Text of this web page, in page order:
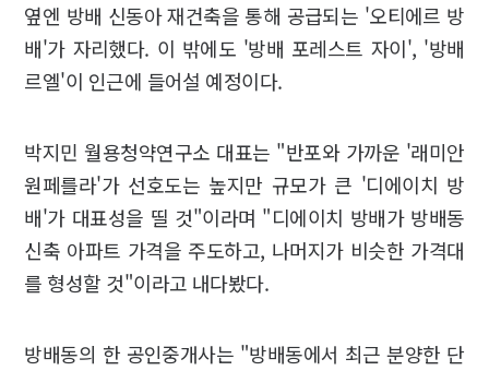
옆엔 방배 신동아 재건축을 통해 공급되는 '오티에르 방
배'가 자리했다. 이 밖에도 '방배 포레스트 자이', '방배
르엘'이 인근에 들어설 예정이다.
박지민 월용청약연구소 대표는 "반포와 가까운 '래미안
원페를라'가 선호도는 높지만 규모가 큰 '디에이치 방
배'가 대표성을 띨 것"이라며 "디에이치 방배가 방배동
신축 아파트 가격을 주도하고, 나머지가 비슷한 가격대
를 형성할 것"이라고 내다봤다.
방배동의 한 공인중개사는 "방배동에서 최근 분양한 단